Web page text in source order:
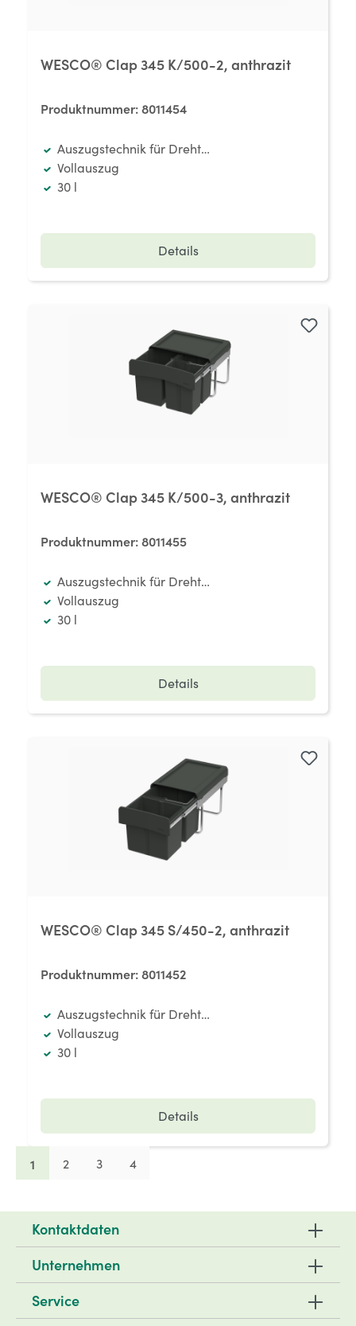
WESCO® Clap 345 K/500-2, anthrazit
Produktnummer:8011454
Auszugstechnik für Drehtüren
Vollauszug
30 l
Details
WESCO® Clap 345 K/500-3, anthrazit
Produktnummer:8011455
Auszugstechnik für Drehtüren
Vollauszug
30 l
Details
WESCO® Clap 345 S/450-2, anthrazit
Produktnummer:8011452
Auszugstechnik für Drehtüren
Vollauszug
30 l
Details
Seite
1 Seite
2 Seite
3 Seite
4
Kontaktdaten
Unternehmen
Service